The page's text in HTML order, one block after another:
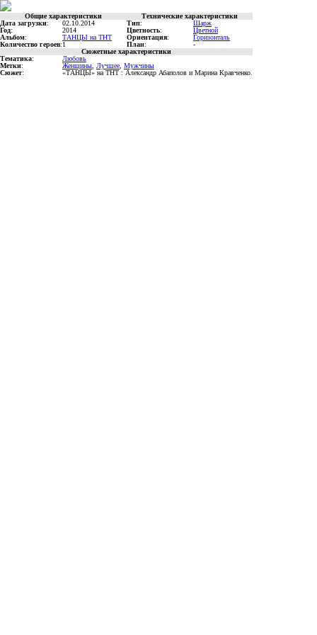
Общие характеристики
Технические характеристики
Дата загрузки: 02.10.2014 Тип:
Шарж
Год: 2014 Цветность:
Цветной
Альбом: ТАНЦЫ на ТНТ Ориентация:
Горизонталь
Количество героев:1 План:
-
Сюжетные характеристики
Тематика:
Любовь
Метки: Женщины Лучшее Мужчины
Сюжет: «ТАНЦЫ» на ТНТ : Александр Абаполов и Марина Кравченко.